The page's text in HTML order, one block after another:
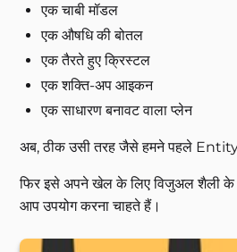
एक चाबी मॉडल
एक औषधि की बोतल
एक तैरते हुए क्रिस्टल
एक शक्ति-अप आइकन
एक साधारण बनावट वाला प्लेन
अब, ठीक उसी तरह जैसे हमने पहले Entity
फिर इसे अपने खेल के लिए विजुअल शैली के
आप उपयोग करना चाहते हैं।